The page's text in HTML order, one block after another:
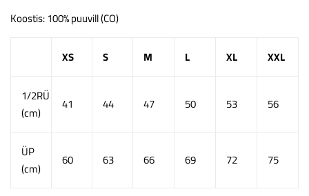
Koostis: 100% puuvill (CO)
XS S M L XL XXL
1/2RÜ
(cm)
41 44 47 50 53 56
ÜP
(cm)
60 63 66 69 72 75